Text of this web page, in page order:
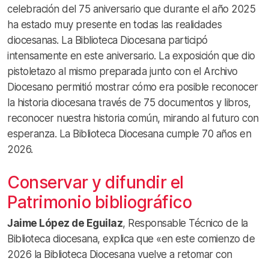
celebración del 75 aniversario que durante el año 2025
ha estado muy presente en todas las realidades
diocesanas. La Biblioteca Diocesana participó
intensamente en este aniversario. La exposición que dio
pistoletazo al mismo preparada junto con el Archivo
Diocesano permitió mostrar cómo era posible reconocer
la historia diocesana través de 75 documentos y libros,
reconocer nuestra historia común, mirando al futuro con
esperanza. La Biblioteca Diocesana cumple 70 años en
2026.
Conservar y difundir el
Patrimonio bibliográfico
Jaime López de Eguilaz, Responsable Técnico de la
Biblioteca diocesana, explica que «en este comienzo de
2026 la Biblioteca Diocesana vuelve a retomar con